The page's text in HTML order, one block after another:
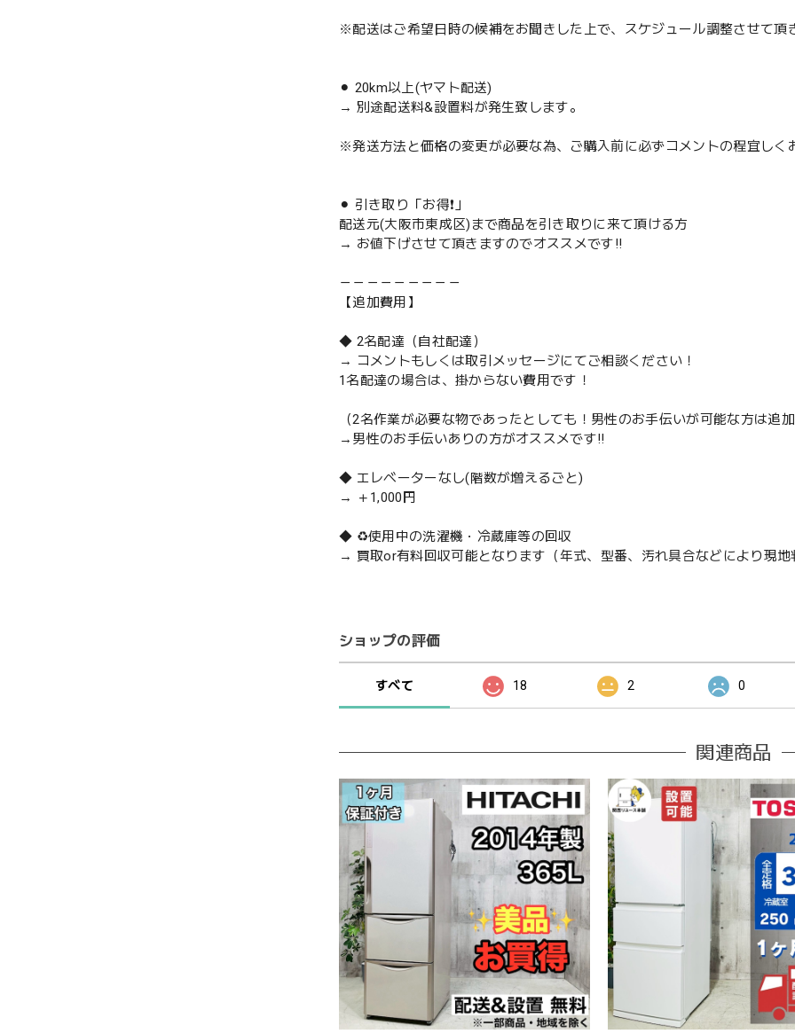
※配送はご希望日時の候補をお聞きした上で、スケジュール調整させて頂
⚫︎ 20km以上(ヤマト配送)
→ 別途配送料&設置料が発生致します。
※発送方法と価格の変更が必要な為、ご購入前に必ずコメントの程宜しく
⚫︎ 引き取り「お得❗️」
配送元(大阪市東成区)まで商品を引き取りに来て頂ける方
→ お値下げさせて頂きますのでオススメです‼️
－－－－－－－－－
【追加費用】
◆ 2名配達（自社配達）
→ コメントもしくは取引メッセージにてご相談ください！
1名配達の場合は、掛からない費用です！
（2名作業が必要な物であったとしても！男性のお手伝いが可能な方は追
→男性のお手伝いありの方がオススメです‼️
◆ エレベーターなし(階数が増えるごと)
→ ＋1,000円
◆ ♻️使用中の洗濯機・冷蔵庫等の回収
→ 買取or有料回収可能となります（年式、型番、汚れ具合などにより現地
ショップの評価
すべて 18 2 0
関連商品